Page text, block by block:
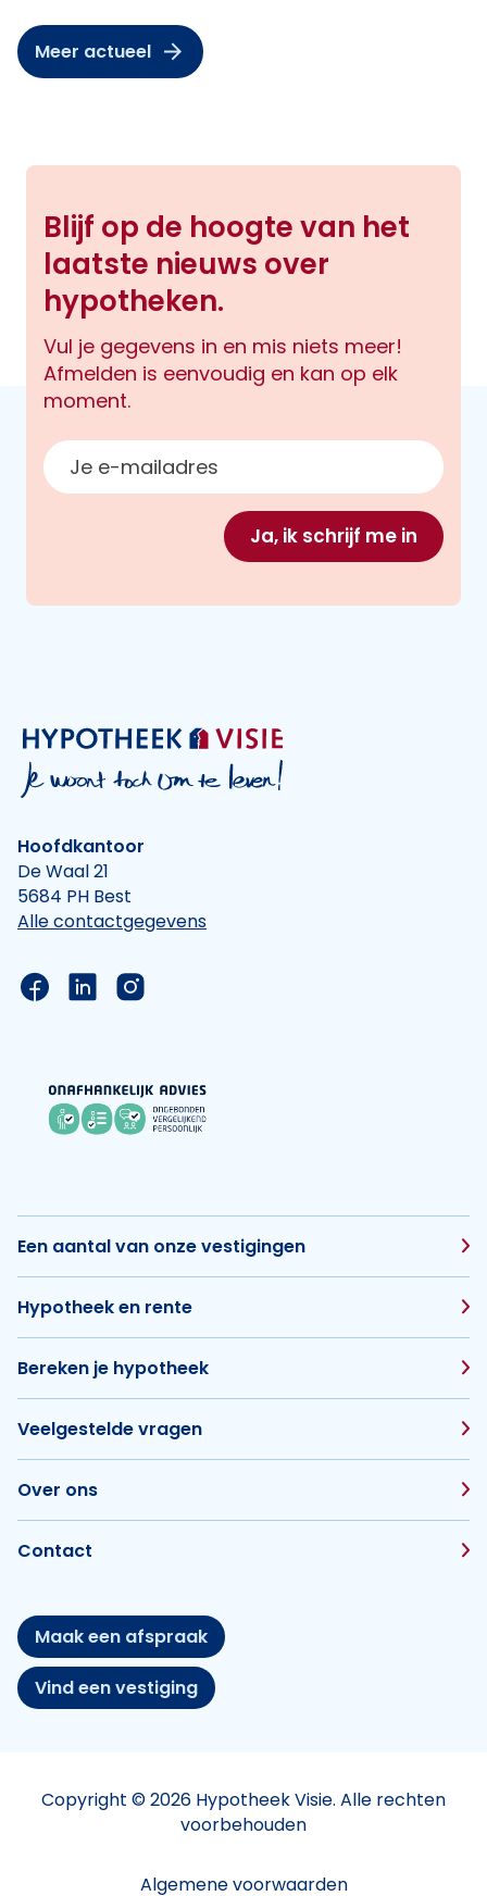
Meer actueel
Blijf op de hoogte van het
laatste nieuws over
hypotheken.
Vul je gegevens in en mis niets meer!
Afmelden is eenvoudig en kan op elk
moment.
E-mailadres
Ja, ik schrijf me in
Hoofdkantoor
De Waal 21
5684 PH Best
Alle contactgegevens
Link naar de Facebook pagina van Hypotheek
Link naar de LinkedIn pagina van
Link naar de Instagram pagina van
Een aantal van onze vestigingen
Hypotheek en rente
Bereken je hypotheek
Veelgestelde vragen
Over ons
Contact
Maak een afspraak
Vind een vestiging
Copyright © 2026 Hypotheek Visie. Alle rechten
voorbehouden
Algemene voorwaarden